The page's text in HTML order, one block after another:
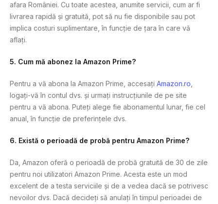
afara României. Cu toate acestea, anumite servicii, cum ar fi
livrarea rapidă și gratuită, pot să nu fie disponibile sau pot
implica costuri suplimentare, în funcție de țara în care vă
aflați.
5. Cum mă abonez la Amazon Prime?
Pentru a vă abona la Amazon Prime, accesați Amazon.ro
logați-vă în contul dvs. și urmați instrucțiunile de pe site
pentru a vă abona. Puteți alege fie abonamentul lunar, fie cel
anual, în funcție de preferințele dvs.
6. Există o perioadă de probă pentru Amazon Prime?
Da, Amazon oferă o perioadă de probă gratuită de 30 de zile
pentru noi utilizatori Amazon Prime. Acesta este un mod
excelent de a testa serviciile și de a vedea dacă se potrivesc
nevoilor dvs. Dacă decideți să anulați în timpul perioadei de